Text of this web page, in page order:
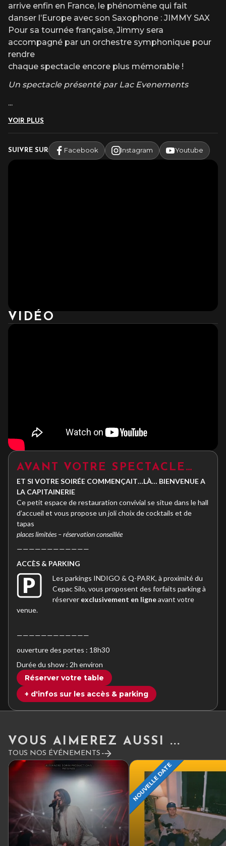
arrive enfin en France, le phénomène qui fait
danser l’Europe avec son Saxophone : JIMMY SAX
Pour sa tournée française, Jimmy sera
accompagné par un orchestre symphonique pour
rendre
chaque spectacle encore plus mémorable !
Un spectacle présenté par Lac Evenements
...
VOIR PLUS
SUIVRE SUR Facebook Instagram Youtube
VIDÉO
AVANT VOTRE SPECTACLE…
ET SI VOTRE SOIRÉE COMMENÇAIT…LÀ… BIENVENUE A
LA CAPITAINERIE
Ce petit espace de restauration convivial se situe dans le hall
d’accueil et vous propose un joli choix de cocktails et de
tapas
places limitées – réservation conseillée
————————————
ACCÈS & PARKING
Les parkings INDIGO & Q-PARK, à proximité du
Cepac Silo, vous proposent des forfaits parking à
réserver exclusivement en ligneavant votre
venue.
————————————
ouverture des portes : 18h30
Durée du show : 2h environ
Réserver votre table
+ d'infos sur les accès & parking
VOUS AIMEREZ AUSSI ...
TOUS NOS ÉVÉNEMENTS
NOUVELLE DATE